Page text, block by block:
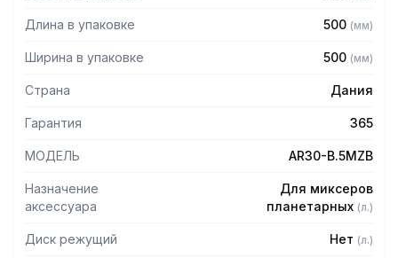
Длина в упаковке 500 (мм)
Ширина в упаковке 500 (мм)
Страна Дания
Гарантия 365
МОДЕЛЬ AR30-B.5MZB
Назначение
аксессуара
Для миксеров
планетарных (л.)
Диск режущий Нет (л.)